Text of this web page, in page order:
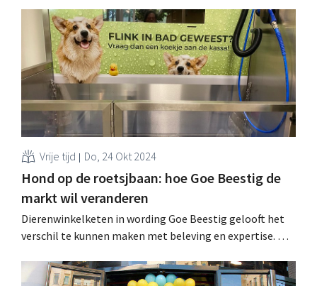
Vrije tijd Do, 24 Okt 2024
Hond op de roetsjbaan: hoe Goe Beestig de
markt wil veranderen
Dierenwinkelketen in wording Goe Beestig gelooft het
verschil te kunnen maken met beleving en expertise. Op
retailonderneming. .